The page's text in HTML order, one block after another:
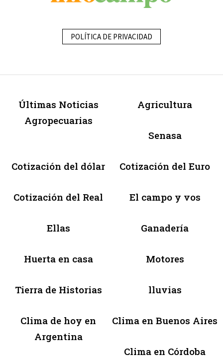
POLÍTICA DE PRIVACIDAD
Últimas Noticias
Agropecuarias
Agricultura
Senasa
Cotización del dólar Cotización del Euro
Cotización del Real El campo y vos
Ellas Ganadería
Huerta en casa Motores
Tierra de Historias lluvias
Clima de hoy en
Argentina
Clima en Buenos Aires
Clima en Córdoba